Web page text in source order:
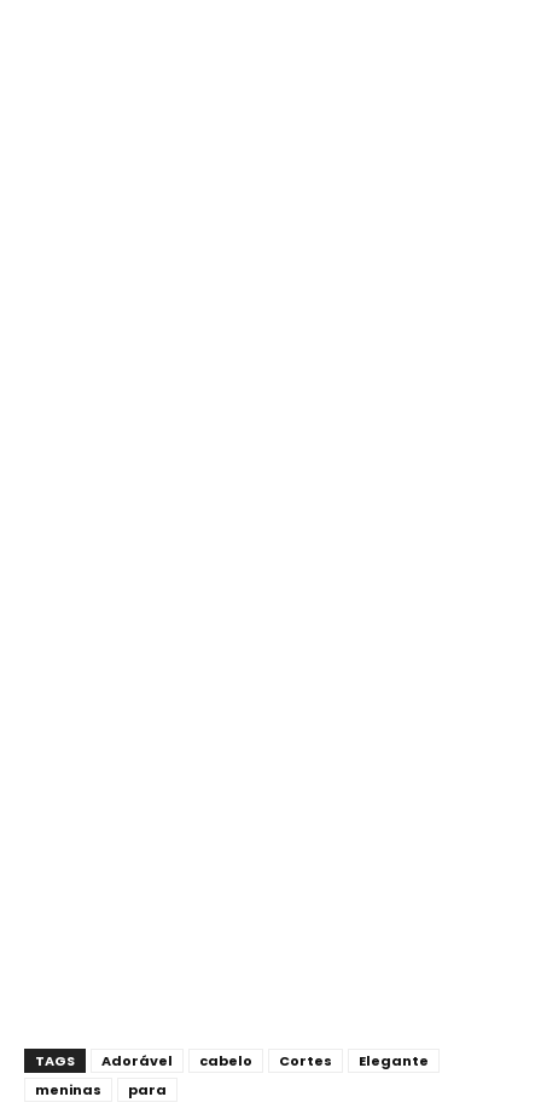
TAGS Adorável cabelo Cortes
Elegante
meninas
para